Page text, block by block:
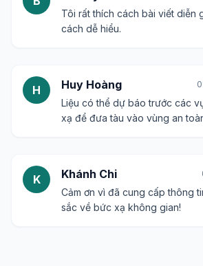
Tôi rất thích cách bài viết diễn
cách dễ hiểu.
H Huy Hoàng
Liệu có thể dự báo trước các
xạ để đưa tàu vào vùng an
K Khánh Chi
Cảm ơn vì đã cung cấp thông
sắc về bức xạ không gian!